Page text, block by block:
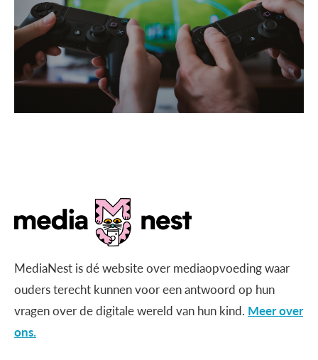
MediaNest is dé website over mediaopvoeding waar
ouders terecht kunnen voor een antwoord op hun
vragen over de digitale wereld van hun kind. Meer over
ons.